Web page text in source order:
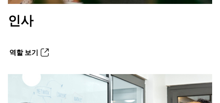
인사
역할 보기